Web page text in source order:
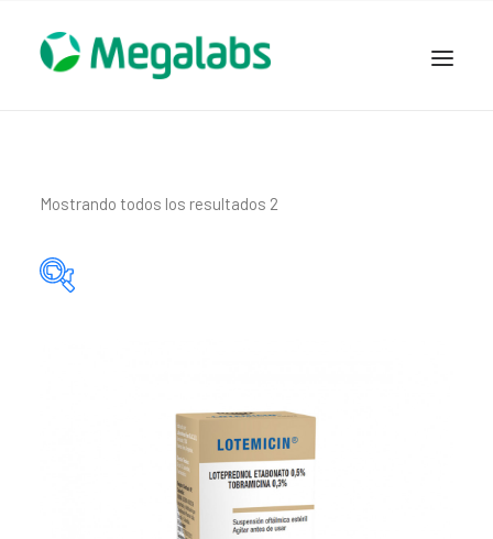
MEGASALUD
SEGURIDAD Y RESPALDO
TRABAJAR EN MEGALABS
Mostrando todos los resultados 2